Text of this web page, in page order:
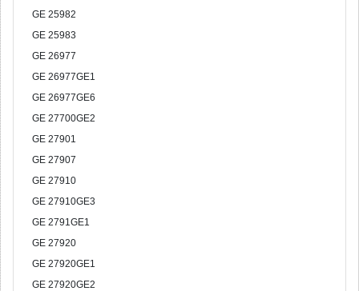
GE 25982
GE 25983
GE 26977
GE 26977GE1
GE 26977GE6
GE 27700GE2
GE 27901
GE 27907
GE 27910
GE 27910GE3
GE 2791GE1
GE 27920
GE 27920GE1
GE 27920GE2